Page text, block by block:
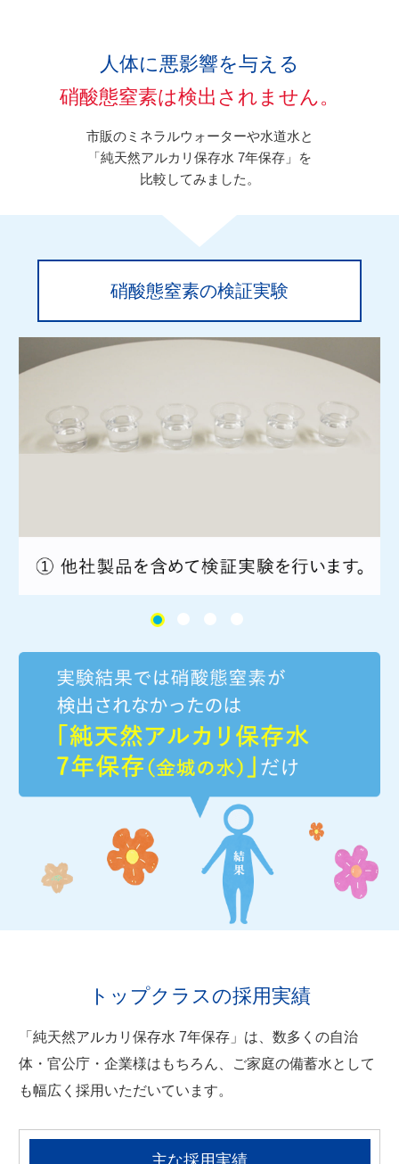
人体に悪影響を与える
硝酸態窒素は検出されません。
市販のミネラルウォーターや水道水と
「純天然アルカリ保存水 7年保存」を
比較してみました。
硝酸態窒素の検証実験
トップクラスの採用実績
「純天然アルカリ保存水 7年保存」は、数多くの自治
体・官公庁・企業様はもちろん、ご家庭の備蓄水として
も幅広く採用いただいています。